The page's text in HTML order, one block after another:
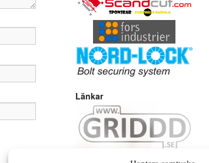
Länkar